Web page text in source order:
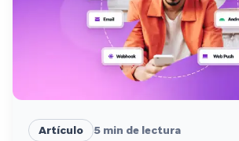
Artículo 5 min de lectura